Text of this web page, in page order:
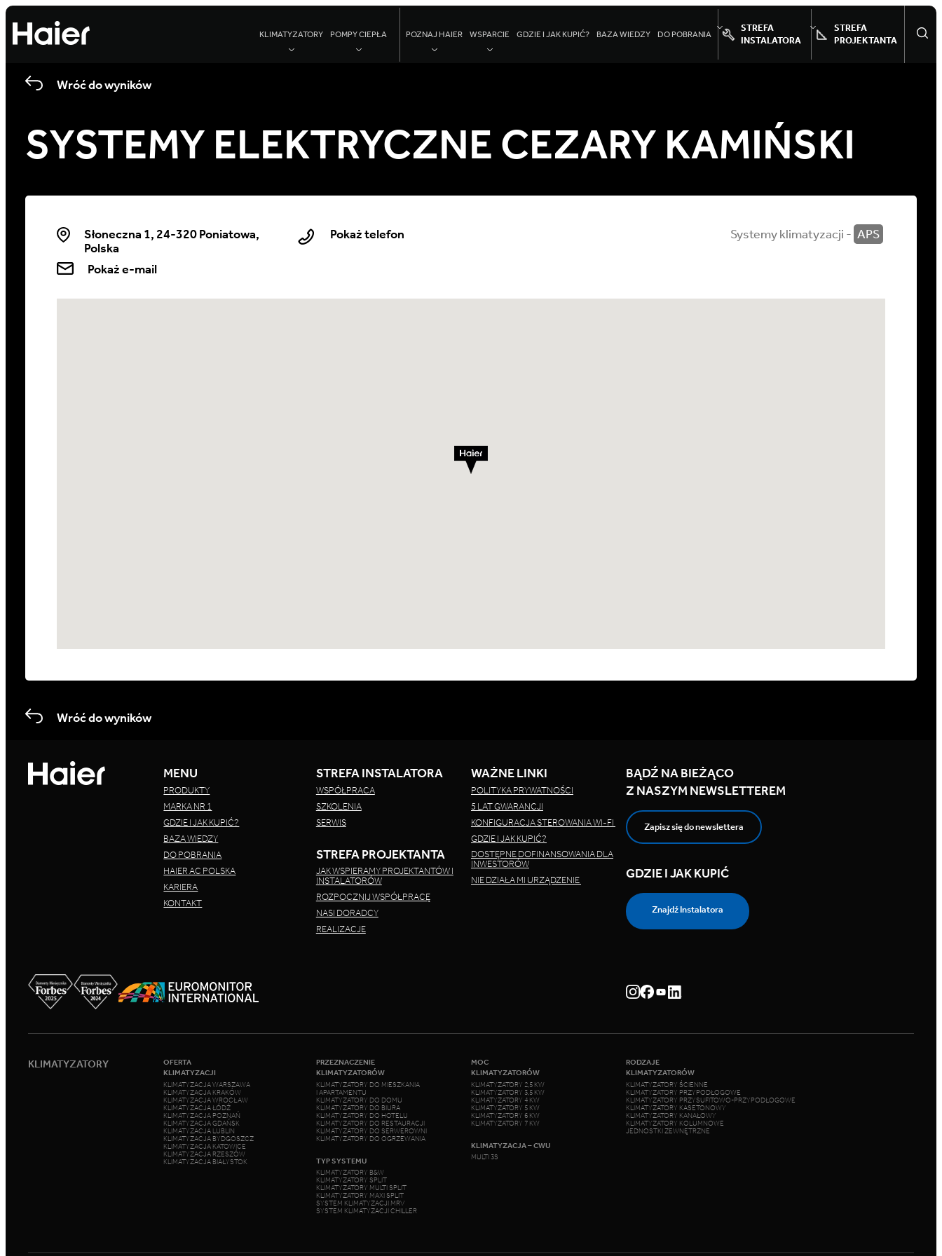
KLIMATYZATORY POMPY CIEPŁA POZNAJ HAIER WSPARCIE GDZIE I JAK KUPIĆ? BAZA WIEDZY DO POBRANIA
STREFA
INSTALATORA
STREFA
PROJEKTANTA
Wróć do wyników
SYSTEMY ELEKTRYCZNE CEZARY KAMIŃSKI
Słoneczna 1, 24-320 Poniatowa,
Polska
Pokaż telefon
Pokaż e-mail
Systemy klimatyzacji - APS
Wróć do wyników
MENU
PRODUKTY
MARKA NR 1
GDZIE I JAK KUPIĆ?
BAZA WIEDZY
DO POBRANIA
HAIER AC POLSKA
KARIERA
KONTAKT
STREFA INSTALATORA
WSPÓŁPRACA
SZKOLENIA
SERWIS
STREFA PROJEKTANTA
JAK WSPIERAMY PROJEKTANTÓW I
INSTALATORÓW
ROZPOCZNIJ WSPÓŁPRACĘ
NASI DORADCY
REALIZACJE
WAŻNE LINKI
POLITYKA PRYWATNOŚCI
5 LAT GWARANCJI
KONFIGURACJA STEROWANIA WI-FI
GDZIE I JAK KUPIĆ?
DOSTĘPNE DOFINANSOWANIA DLA
INWESTORÓW
NIE DZIAŁA MI URZĄDZENIE
BĄDŹ NA BIEŻĄCO
Z NASZYM NEWSLETTEREM
Zapisz się do newslettera
GDZIE I JAK KUPIĆ
Znajdź Instalatora
KLIMATYZATORY
OFERTA
KLIMATYZACJI
KLIMATYZACJA WARSZAWA
KLIMATYZACJA KRAKÓW
KLIMATYZACJA WROCŁAW
KLIMATYZACJA ŁÓDŹ
KLIMATYZACJA POZNAŃ
KLIMATYZACJA GDAŃSK
KLIMATYZACJA LUBLIN
KLIMATYZACJA BYDGOSZCZ
KLIMATYZACJA KATOWICE
KLIMATYZACJA RZESZÓW
KLIMATYZACJA BIAŁYSTOK
PRZEZNACZENIE
KLIMATYZATORÓW
KLIMATYZATORY DO MIESZKANIA
I APARTAMENTU
KLIMATYZATORY DO DOMU
KLIMATYZATORY DO BIURA
KLIMATYZATORY DO HOTELU
KLIMATYZATORY DO RESTAURACJI
KLIMATYZATORY DO SERWEROWNI
KLIMATYZATORY DO OGRZEWANIA
TYP SYSTEMU
KLIMATYZATORY B&W
KLIMATYZATORY SPLIT
KLIMATYZATORY MULTI SPLIT
KLIMATYZATORY MAXI SPLIT
SYSTEM KLIMATYZACJI MRV
SYSTEM KLIMATYZACJI CHILLER
MOC
KLIMATYZATORÓW
KLIMATYZATORY 2,5 KW
KLIMATYZATORY 3,5 KW
KLIMATYZATORY 4 KW
KLIMATYZATORY 5 KW
KLIMATYZATORY 6 KW
KLIMATYZATORY 7 KW
KLIMATYZACJA – CWU
MULTI 3S
RODZAJE
KLIMATYZATORÓW
KLIMATYZATORY ŚCIENNE
KLIMATYZATORY PRZYPODŁOGOWE
KLIMATYZATORY PRZYSUFITOWO-PRZYPODŁOGOWE
KLIMATYZATORY KASETONOWY
KLIMATYZATORY KANAŁOWY
KLIMATYZATORY KOLUMNOWE
JEDNOSTKI ZEWNĘTRZNE